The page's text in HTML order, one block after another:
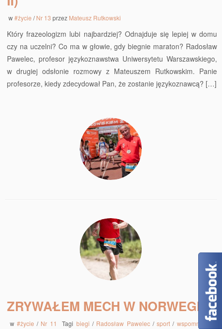
w#życie/Nr 13przez Mateusz Rutkowski
Który frazeologizm lubi najbardziej? Odnajduje się lepiej w domu
czy na uczelni? Co ma w głowie, gdy biegnie maraton? Radosław
Pawelec, profesor językoznawstwa Uniwersytetu Warszawskiego,
w drugiej odsłonie rozmowy z Mateuszem Rutkowskim. Panie
profesorze, kiedy zdecydował Pan, że zostanie językoznawcą? […]
ZRYWAŁEM MECH W NORWEGII
w #życie/ Nr 11 Tagi biegi / Radosław Pawelec /sport/ wspomnienia